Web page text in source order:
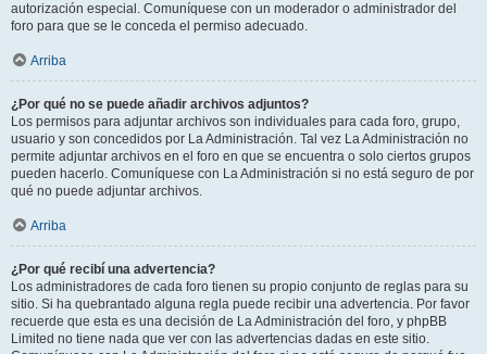
autorización especial. Comuníquese con un moderador o administrador del
foro para que se le conceda el permiso adecuado.
Arriba
¿Por qué no se puede añadir archivos adjuntos?
Los permisos para adjuntar archivos son individuales para cada foro, grupo,
usuario y son concedidos por La Administración. Tal vez La Administración no
permite adjuntar archivos en el foro en que se encuentra o solo ciertos grupos
pueden hacerlo. Comuníquese con La Administración si no está seguro de por
qué no puede adjuntar archivos.
Arriba
¿Por qué recibí una advertencia?
Los administradores de cada foro tienen su propio conjunto de reglas para su
sitio. Si ha quebrantado alguna regla puede recibir una advertencia. Por favor
recuerde que esta es una decisión de La Administración del foro, y phpBB
Limited no tiene nada que ver con las advertencias dadas en este sitio.